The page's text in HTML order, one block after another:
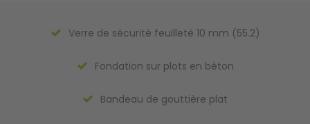
Verre de sécurité feuilleté 10 mm (55.2)
Fondation sur plots en béton
Bandeau de gouttière plat